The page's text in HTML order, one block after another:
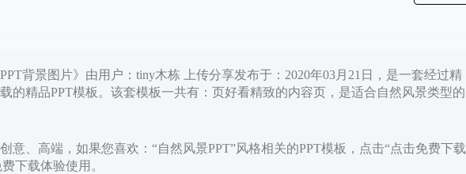
PPT背景图片》由用户：tiny木栋 上传分享发布于：2020年03月21日，是一套经过精
的精品PPT模板。该套模板一共有：页好看精致的内容页，是适合自然风景类型的
意、高端，如果您喜欢：“自然风景PPT”风格相关的PPT模板，点击“点击免费下载
下载体验使用。